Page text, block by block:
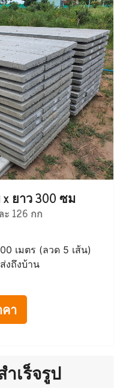
ยาว 300 ซม
126 กก
เมตร (ลวด 5 เส้น)
งถึงบ้าน
า
เร็จรูป